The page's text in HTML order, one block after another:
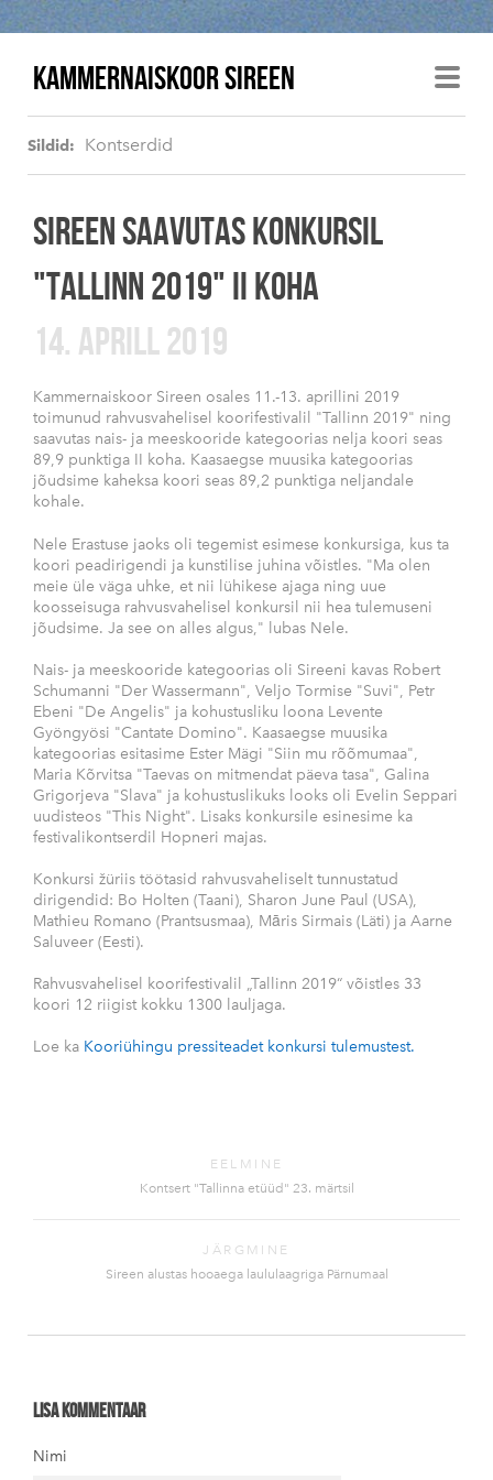
KAMMERNAISKOOR SIREEN
Sildid: Kontserdid
SIREEN SAAVUTAS KONKURSIL
"TALLINN 2019" II KOHA
14. APRILL 2019
Kammernaiskoor Sireen osales 11.-13. aprillini 2019
toimunud rahvusvahelisel koorifestivalil "Tallinn 2019" ning
saavutas nais- ja meeskooride kategoorias nelja koori seas
89,9 punktiga II koha. Kaasaegse muusika kategoorias
jõudsime kaheksa koori seas 89,2 punktiga neljandale
kohale.
Nele Erastuse jaoks oli tegemist esimese konkursiga, kus ta
koori peadirigendi ja kunstilise juhina võistles. "Ma olen
meie üle väga uhke, et nii lühikese ajaga ning uue
koosseisuga rahvusvahelisel konkursil nii hea tulemuseni
jõudsime. Ja see on alles algus," lubas Nele.
Nais- ja meeskooride kategoorias oli Sireeni kavas Robert
Schumanni "Der Wassermann", Veljo Tormise "Suvi", Petr
Ebeni "De Angelis" ja kohustusliku loona Levente
Gyöngyösi "Cantate Domino". Kaasaegse muusika
kategoorias esitasime Ester Mägi "Siin mu rõõmumaa",
Maria Kõrvitsa "Taevas on mitmendat päeva tasa", Galina
Grigorjeva "Slava" ja kohustuslikuks looks oli Evelin Seppari
uudisteos "This Night". Lisaks konkursile esinesime ka
festivalikontserdil Hopneri majas.
Konkursi žüriis töötasid rahvusvaheliselt tunnustatud
dirigendid: Bo Holten (Taani), Sharon June Paul (USA),
Mathieu Romano (Prantsusmaa), Māris Sirmais (Läti) ja Aarne
Saluveer (Eesti).
Rahvusvahelisel koorifestivalil „Tallinn 2019“ võistles 33
koori 12 riigist kokku 1300 lauljaga.
Loe ka Kooriühingu pressiteadet konkursi tulemustest.
EELMINE
Kontsert "Tallinna etüüd" 23. märtsil
JÄRGMINE
Sireen alustas hooaega laululaagriga Pärnumaal
Lisa kommentaar
Nimi